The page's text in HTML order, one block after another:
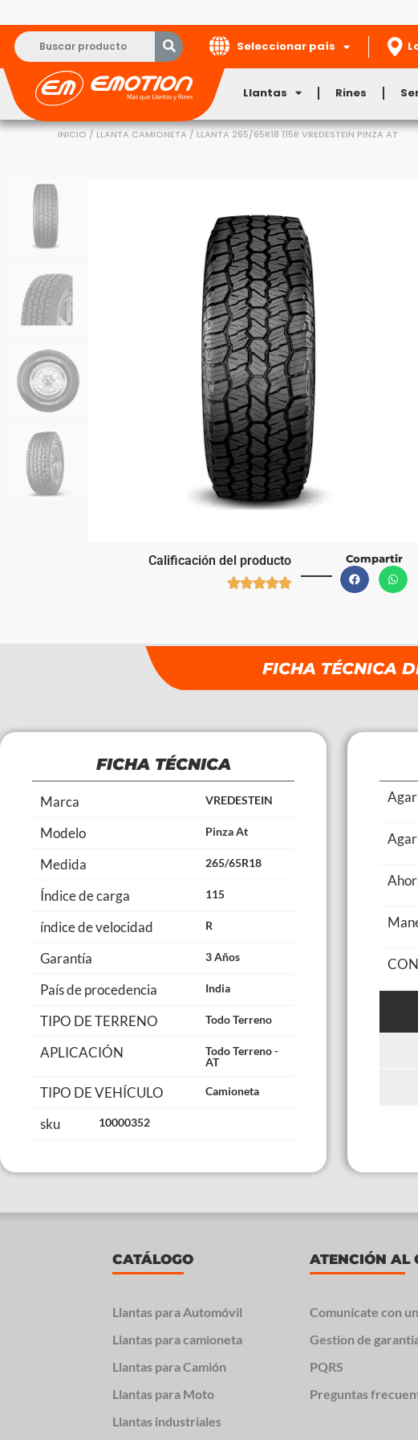
Seleccionar país
Llantas Rines
INICIO / LLANTA CAMIONETA / LLANTA 265/65R18 115R VREDESTEIN PINZA AT
Calificación del producto

Compartir
FICHA TÉCNICA
FICHA TÉCNICA
Marca VREDESTEIN
Modelo Pinza At
Medida 265/65R18
Índice de carga 115
índice de velocidad R
Garantía 3 Años
País de procedencia India
TIPO DE TERRENO Todo Terreno
APLICACIÓN
Todo Terreno -
AT
TIPO DE VEHÍCULO Camioneta
sku 10000352
CATÁLOGO
Llantas para Automóvil
Llantas para camioneta
Llantas para Camión
Llantas para Moto
Llantas industriales
ATENCIÓN AL
Comunícate con
Gestion de
PQRS
Preguntas